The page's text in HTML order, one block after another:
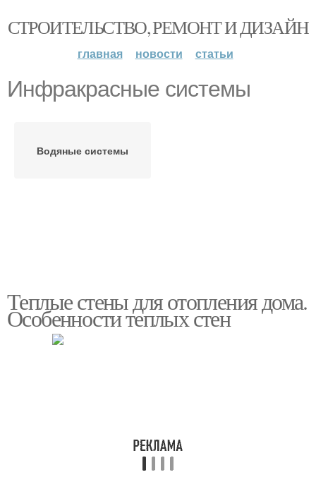
СТРОИТЕЛЬСТВО, РЕМОНТ И ДИЗАЙН
главная новости статьи
Инфракрасные системы
Водяные системы
Теплые стены для отопления дома.
Особенности теплых стен